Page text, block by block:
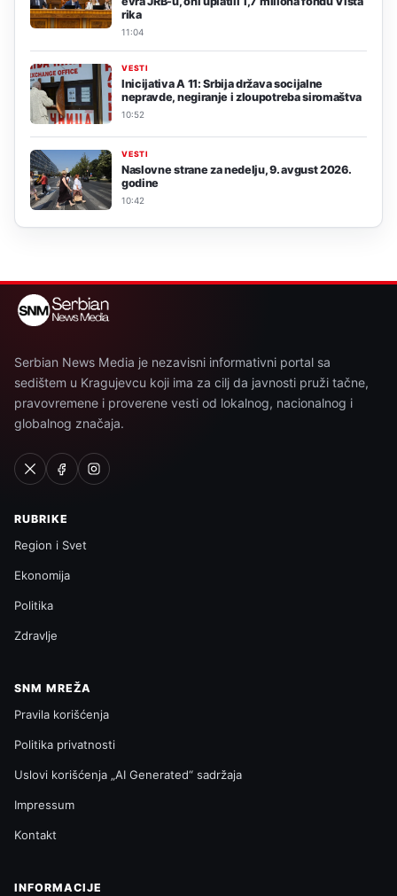
rika
11:04
VESTI
Inicijativa A 11: Srbija država socijalne
nepravde, negiranje i zloupotreba siromaštva
10:52
VESTI
Naslovne strane za nedelju, 9. avgust 2026.
godine
10:42
Serbian News Media je nezavisni informativni portal sa
sedištem u Kragujevcu koji ima za cilj da javnosti pruži tačne,
pravovremene i proverene vesti od lokalnog, nacionalnog i
globalnog značaja.
RUBRIKE
Region i Svet
Ekonomija
Politika
Zdravlje
SNM MREŽA
Pravila korišćenja
Politika privatnosti
Uslovi korišćenja „AI Generated“ sadržaja
Impressum
Kontakt
INFORMACIJE